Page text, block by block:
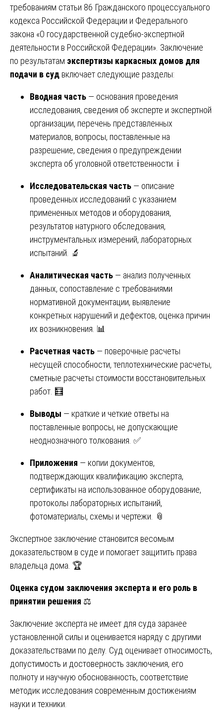
требованиям статьи 86 Гражданского процессуального
кодекса Российской Федерации и Федерального
закона «О государственной судебно-экспертной
деятельности в Российской Федерации». Заключение
по результатам экспертизы каркасных домов для
подачи в суд включает следующие разделы:
Вводная часть — основания проведения
исследования, сведения об эксперте и экспертной
организации, перечень представленных
материалов, вопросы, поставленные на
разрешение, сведения о предупреждении
эксперта об уголовной ответственности. ℹ️
Исследовательская часть — описание
проведенных исследований с указанием
примененных методов и оборудования,
результатов натурного обследования,
инструментальных измерений, лабораторных
испытаний. 🔬
Аналитическая часть — анализ полученных
данных, сопоставление с требованиями
нормативной документации, выявление
конкретных нарушений и дефектов, оценка причин
их возникновения. 📊
Расчетная часть — поверочные расчеты
несущей способности, теплотехнические расчеты,
сметные расчеты стоимости восстановительных
работ. 🧮
Выводы — краткие и четкие ответы на
поставленные вопросы, не допускающие
неоднозначного толкования. ✅
Приложения — копии документов,
подтверждающих квалификацию эксперта,
сертификаты на использованное оборудование,
протоколы лабораторных испытаний,
фотоматериалы, схемы и чертежи. 📎
Экспертное заключение становится весомым
доказательством в суде и помогает защитить права
владельца дома. 🏆
Оценка судом заключения эксперта и его роль в
принятии решения ⚖️
Заключение эксперта не имеет для суда заранее
установленной силы и оценивается наряду с другими
доказательствами по делу. Суд оценивает относимость,
допустимость и достоверность заключения, его
полноту и научную обоснованность, соответствие
методик исследования современным достижениям
науки и техники.